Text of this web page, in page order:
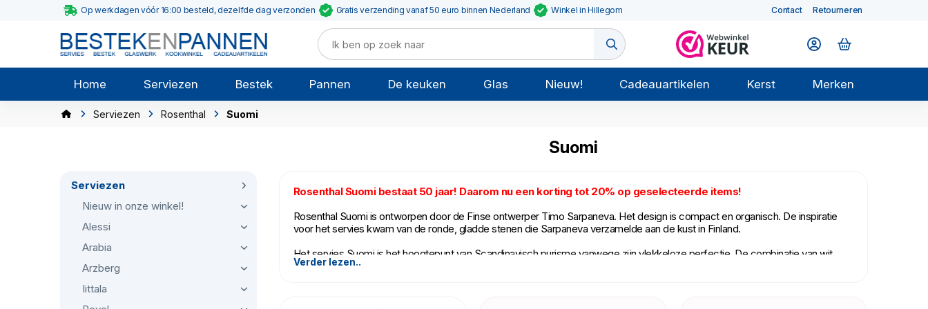
Op werkdagen vóór 16:00 besteld, dezelfde dag verzonden Gratis verzending vanaf 50 euro binnen Nederland Winkel in Hillegom Contact Retourneren
Home Serviezen Bestek Pannen De keuken Glas Nieuw! Cadeauartikelen Kerst Merken
Serviezen Rosenthal Suomi
Serviezen
Nieuw in onze winkel!
Alessi
Arabia
Arzberg
Iittala
Suomi
Rosenthal Suomi bestaat 50 jaar! Daarom nu een korting tot 20% op geselecteerde items!
Rosenthal Suomi is ontworpen door de Finse ontwerper Timo Sarpaneva. Het design is compact en organisch. De inspiratie
voor het servies kwam van de ronde, gladde stenen die Sarpaneva verzamelde aan de kust in Finland.
Het servies Suomi is het hoogtepunt van Scandinavisch purisme vanwege zijn vlekkeloze perfectie. De combinatie van wit
porselein en wat metalen elementen geeft Suomi een unieke uitstraling.
Verder lezen..